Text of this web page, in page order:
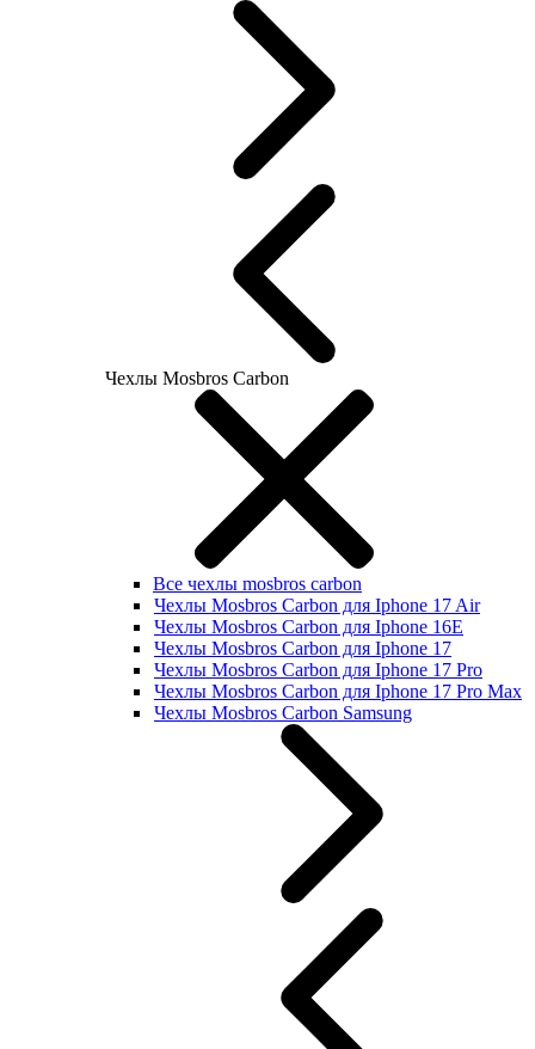
Чехлы Mosbros Carbon
Все чехлы mosbros carbon
Чехлы Mosbros Carbon для Iphone 17 Air
Чехлы Mosbros Carbon для Iphone 16E
Чехлы Mosbros Carbon для Iphone 17
Чехлы Mosbros Carbon для Iphone 17 Pro
Чехлы Mosbros Carbon для Iphone 17 Pro Max
Чехлы Mosbros Carbon Samsung